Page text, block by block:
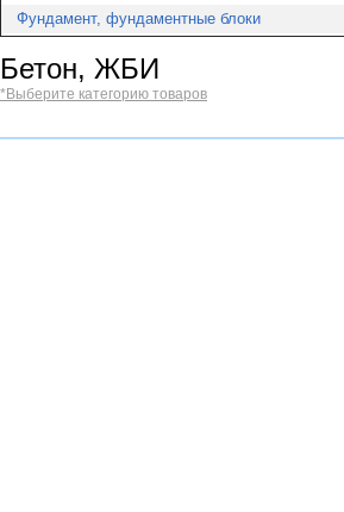
Фундамент, фундаментные блоки
Бетон, ЖБИ
*Выберите категорию товаров